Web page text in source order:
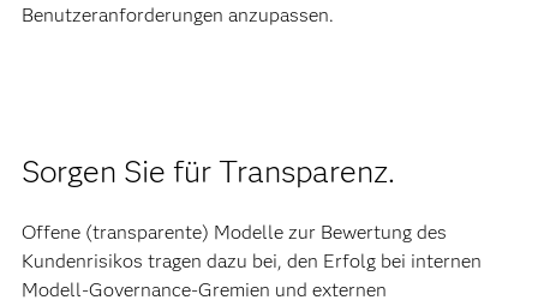
Benutzeranforderungen anzupassen.
Sorgen Sie für Transparenz.
Offene (transparente) Modelle zur Bewertung des
Kundenrisikos tragen dazu bei, den Erfolg bei internen
Modell-Governance-Gremien und externen